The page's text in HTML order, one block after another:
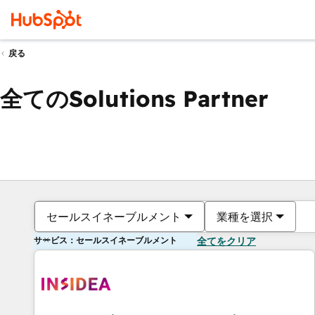
戻る
全てのSolutions Partner
セールスイネーブルメント 業種を選択
サービス：セールスイネーブルメント 全てをクリア